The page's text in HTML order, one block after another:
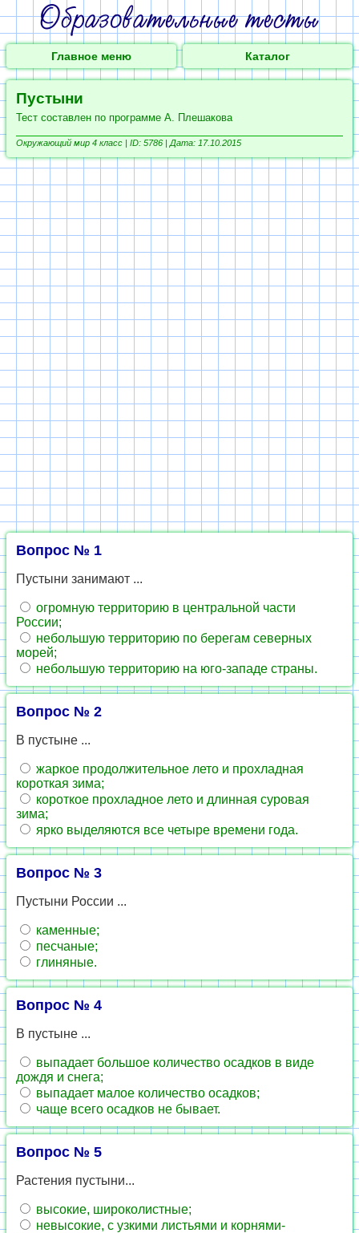
Главное меню Каталог
Пустыни
Тест составлен по программе А. Плешакова
Окружающий мир 4 класс | ID: 5786 | Дата: 17.10.2015
Вопрос № 1
Пустыни занимают ...
огромную территорию в центральной части
России;
небольшую территорию по берегам северных
морей;
небольшую территорию на юго-западе страны.
Вопрос № 2
В пустыне ...
жаркое продолжительное лето и прохладная
короткая зима;
короткое прохладное лето и длинная суровая
зима;
ярко выделяются все четыре времени года.
Вопрос № 3
Пустыни России ...
каменные;
песчаные;
глиняные.
Вопрос № 4
В пустыне ...
выпадает большое количество осадков в виде
дождя и снега;
выпадает малое количество осадков;
чаще всего осадков не бывает.
Вопрос № 5
Растения пустыни...
высокие, широколистные;
невысокие, с узкими листьями и корнями-